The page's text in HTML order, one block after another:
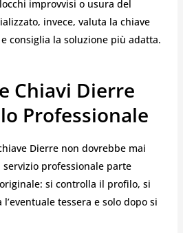
improvvisi o usura del
invece, valuta la chiave
consiglia la soluzione più adatta.
Chiavi Dierre
Professionale
Dierre non dovrebbe mai
professionale parte
si controlla il profilo, si
tessera e solo dopo si